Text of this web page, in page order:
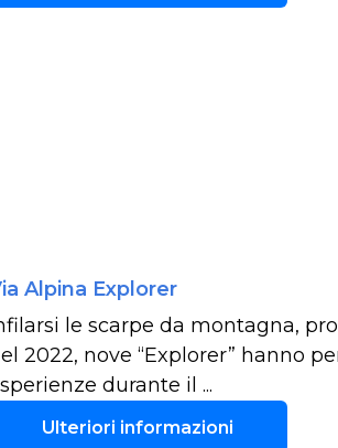
Alpina Explorer
le scarpe da montagna,
2022, nove “Explorer” hanno
durante il ...
Ulteriori informazioni